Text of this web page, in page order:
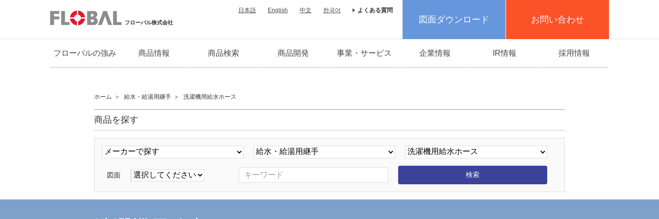
フローバル株式会社
日本語 English 中文 한국어 よくある質問
図面ダウンロード お問い合わせ
フローバルの強み 商品情報 商品検索 商品開発 事業・サービス 企業情報 IR情報 採用情報
ホーム 給水・給湯用継手 洗濯機用給水ホース
商品を探す
図面